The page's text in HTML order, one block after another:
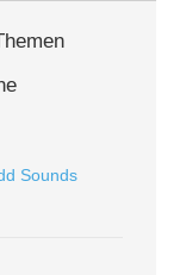
Sounds